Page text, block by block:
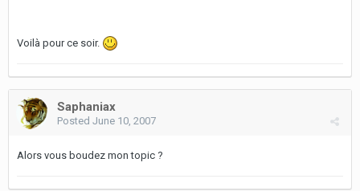
Voilà pour ce soir.
Saphaniax
Posted June 10, 2007
Alors vous boudez mon topic ?